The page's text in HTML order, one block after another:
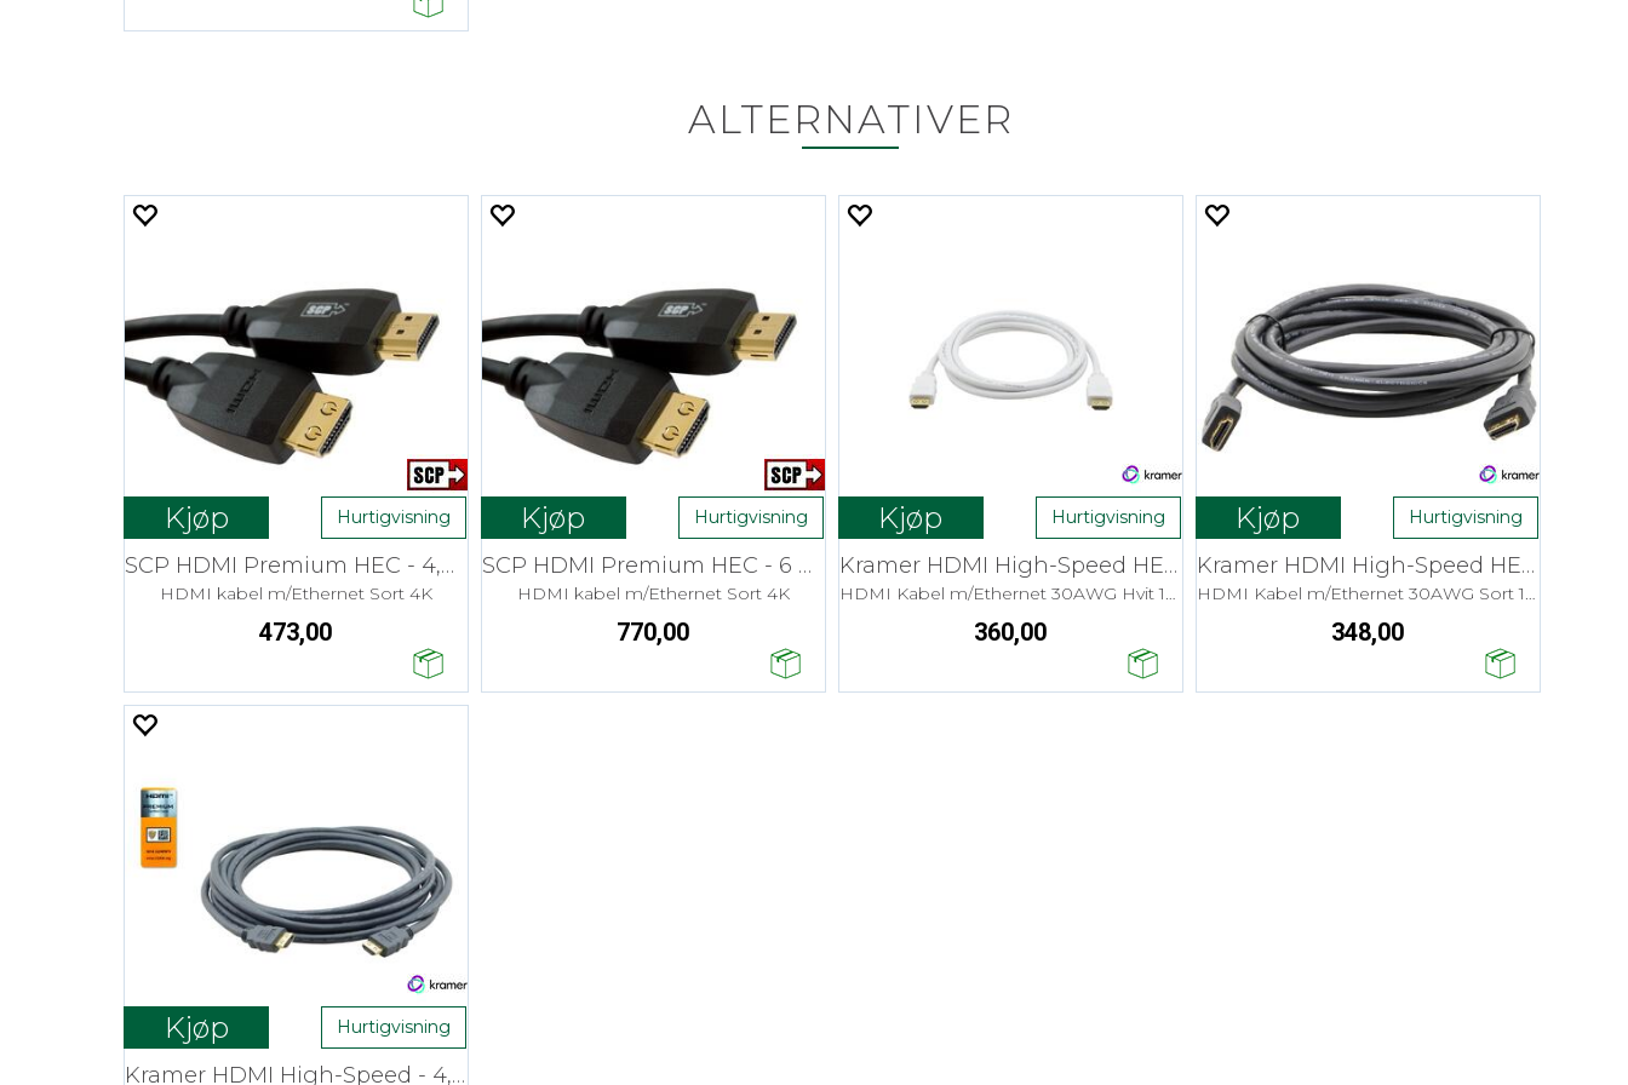
ALTERNATIVER
Kjøp Hurtigvisning
SCP HDMI Premium HEC - 4,6 m Install
HDMI kabel m/Ethernet Sort 4K
473,00
Kjøp Hurtigvisning
SCP HDMI Premium HEC - 6 m Install
HDMI kabel m/Ethernet Sort 4K
770,00
Kjøp Hurtigvisning
Kramer HDMI High-Speed HEC - 4,6 m Flex
HDMI Kabel m/Ethernet 30AWG Hvit 1080P
360,00
Kjøp Hurtigvisning
Kramer HDMI High-Speed HEC - 4,6 m Flex
HDMI Kabel m/Ethernet 30AWG Sort 1080P
348,00
Kjøp Hurtigvisning
Kramer HDMI High-Speed - 4,6 m